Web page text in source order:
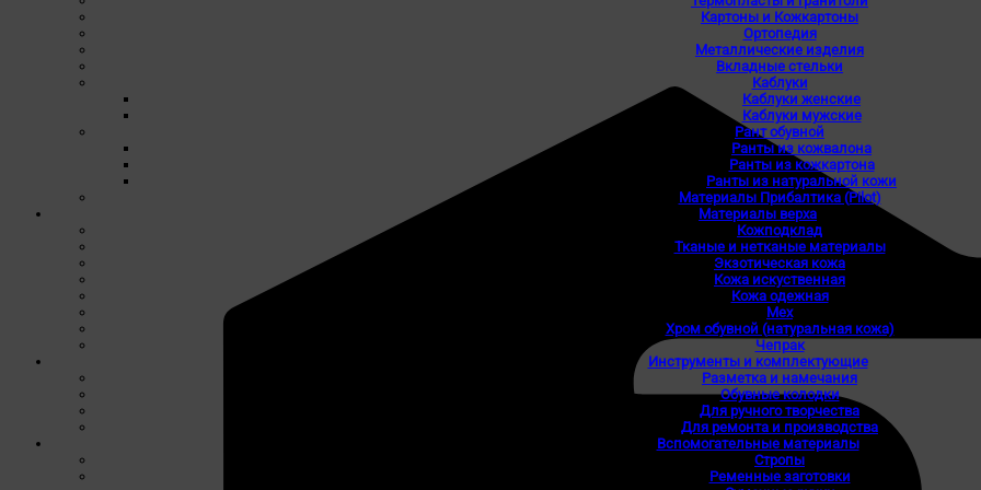
Картоны и Кожкартоны
Ортопедия
Металлические изделия
Вкладные стельки
Каблуки
Каблуки женские
Каблуки мужские
Рант обувной
Ранты из кожвалона
Ранты из кожкартона
Ранты из натуральной кожи
Материалы Прибалтика (Pilot)
Материалы верха
Кожподклад
Тканые и нетканые материалы
Экзотическая кожа
Кожа искуственная
Кожа одежная
Мех
Хром обувной (натуральная кожа)
Чепрак
Инструменты и комплектующие
Разметка и намечания
Обувные колодки
Для ручного творчества
Для ремонта и производства
Вспомогательные материалы
Стропы
Ременные заготовки